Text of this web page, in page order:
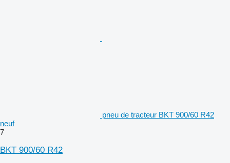
pneu de tracteur BKT 900/60 R42
neuf
7
BKT 900/60 R42